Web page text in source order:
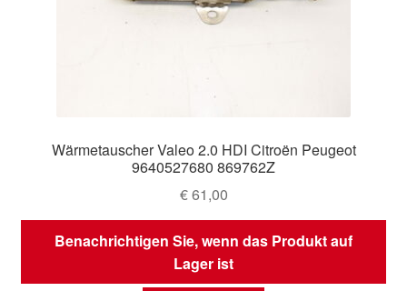
Wärmetauscher Valeo 2.0 HDI Citroën Peugeot
9640527680 869762Z
€61,00
Benachrichtigen Sie, wenn das Produkt auf
Lager ist